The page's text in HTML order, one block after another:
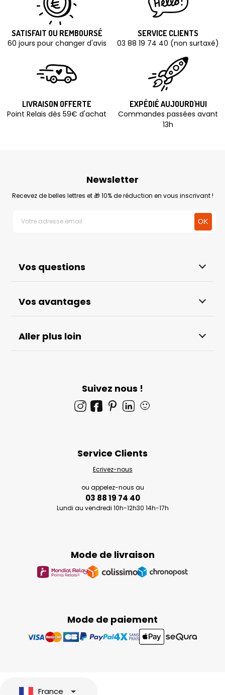
SATISFAIT OU REMBOURSÉ
60 jours pour changer d'avis
SERVICE CLIENTS
03 88 19 74 40 (non surtaxé)
LIVRAISON OFFERTE
Point Relais dès 59€ d'achat
EXPÉDIÉ AUJOURD'HUI
Commandes passées avant
13h
Vos questions
Vos avantages
Aller plus loin
Newsletter
Recevez de belles lettres et 🎁 10% de réduction en vous inscrivant !
Suivez nous !
🙂
Mode de paiement
Mode de livraison
Service Clients
Ecrivez-nous
ou appelez-nous au
03 88 19 74 40
Lundi au vendredi 10h-12h30 14h-17h
France